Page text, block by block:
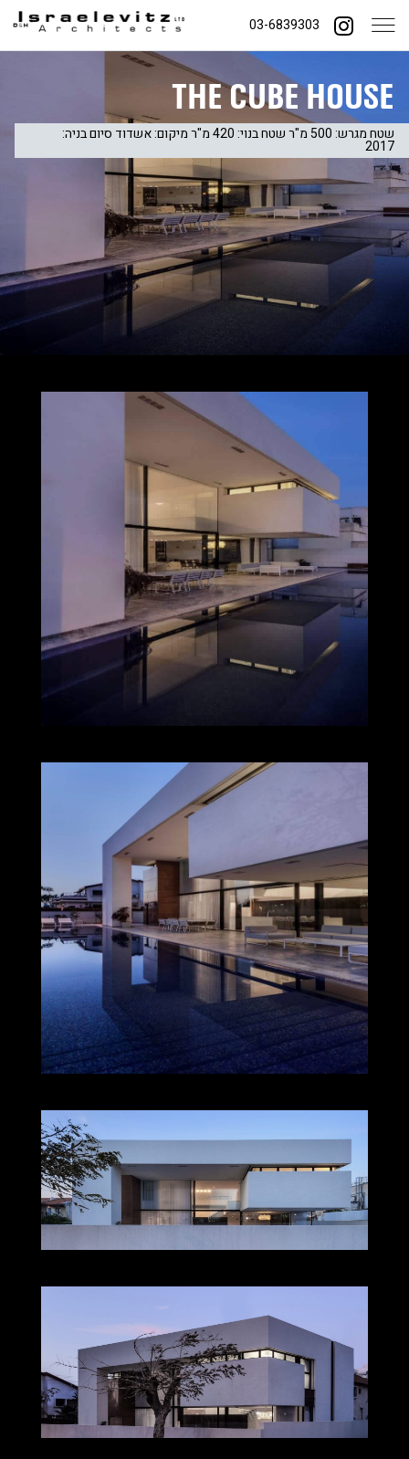
03-6839303
The Cube House
שטח מגרש: 500 מ"ר שטח בנוי: 420 מ"ר מיקום: אשדוד סיום בניה:
2017